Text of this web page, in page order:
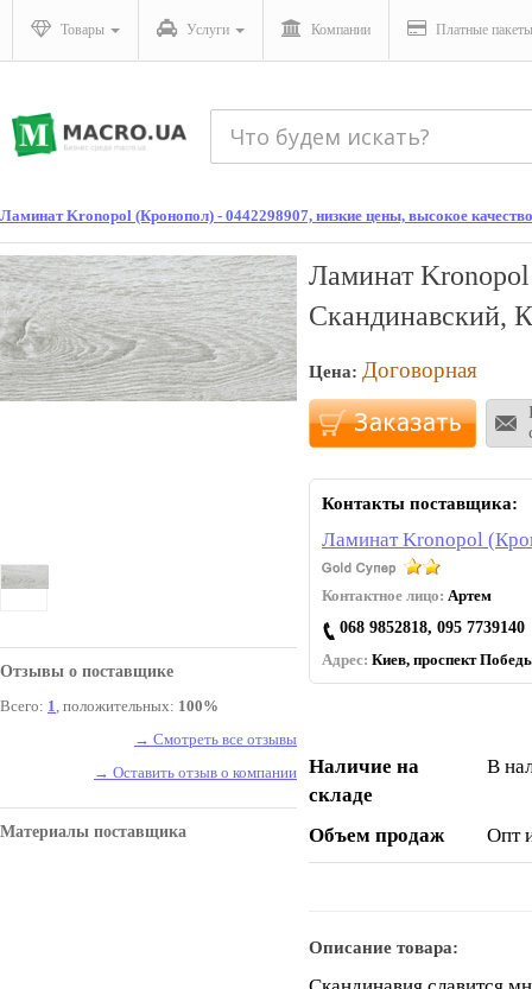
Товары Услуги Компании Платные пакеты
Ламинат Kronopol (Кронопол) - 0442298907, низкие цены, высокое
Отзывы о поставщике
Всего: 1, положительных: 100%
→ Смотреть все отзывы
→ Оставить отзыв о компании
Материалы поставщика
Ламинат
Скандинавский,
Цена: Договорная
Контакты поставщика:
Ламинат Kronopol
Контактное лицо: Артем
068 9852818, 095 7739140
Адрес: Киев, проспект
Наличие на
складе
В
Объем продаж Опт
Описание товара: